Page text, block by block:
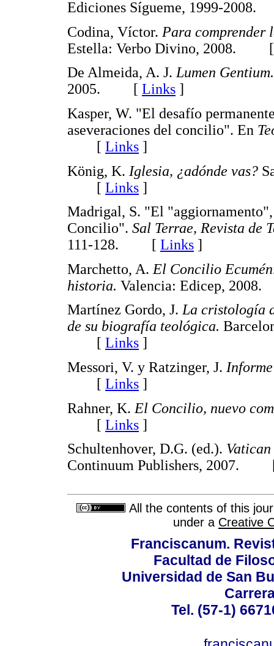
Ediciones Sígueme, 1999-
Codina, Víctor. Para comprender
Estella: Verbo Divino, 2008.
De Almeida, A. J.Lumen
2005. [ Links ]
Kasper, W. "El desafío
aseveraciones del concilio". En
[ Links ]
König, K. Iglesia, ¿adónde vas?
[ Links ]
Madrigal, S. "El
Concilio". Sal Terrae, Revista de
111-128. [ Links ]
Marchetto, A. El Concilio
historia. Valencia: Edicep,
Martínez Gordo, J.La cristología
de su biografía teológica.
[ Links ]
Messori, V. y Ratzinger, J.
[ Links ]
Rahner, K. El Concilio, nuevo
[ Links ]
Schultenhover, D.G. (ed.).
Continuum Publishers,
All the contents of this
under a Creative
Franciscanum.
Facultad de
Universidad de San
Tel. (57-1)